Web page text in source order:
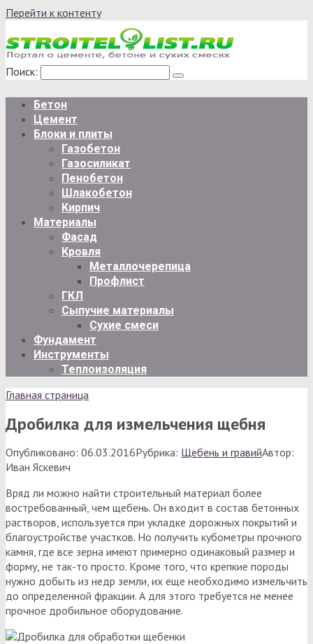
Перейти к контенту
Поиск:
Бетон
Цемент
Блоки и плиты
Газобетон
Газосиликат
Пенобетон
Шлакобетон
Кирпич
Материалы
Фасад
Кровля
Металлочерепица
Профлист
ГКЛ
Сыпучие материалы
Сухие смеси
Фундамент
Инструменты
Теплоизоляция
Главная страница
Дробилка для измельчения щебня
Опубликовано: 06.03.2016Рубрика: Щебень и гравийАвтор:
Иван Яскевич
Вряд ли можно найти строительный материал более
востребованный, чем щебень. Он входит в состав бетонных
растворов, используется при укладке дорожных покрытий и
благоустройстве участков. Но получить кубометры прочного
камня, где все зерна имеют примерно одинаковый размер и
форму, не так-то просто. Кроме того, что крепкие породы
нужно добыть из недр земли, их еще необходимо измельчить
до определенной фракции. А для этого требуется не менее
прочное дробильное оборудование.